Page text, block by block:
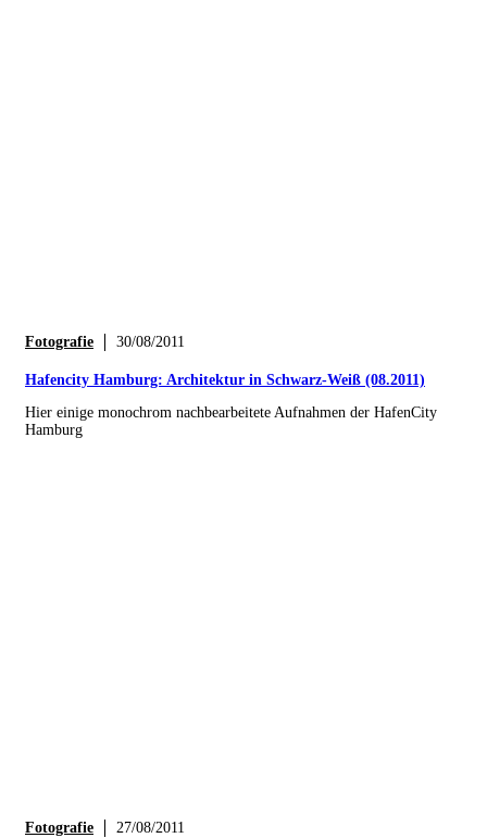
Fotografie 30/08/2011
Hafencity Hamburg: Architektur in Schwarz-Weiß (08.2011)
Hier einige monochrom nachbearbeitete Aufnahmen der HafenCity
Hamburg
Fotografie 27/08/2011